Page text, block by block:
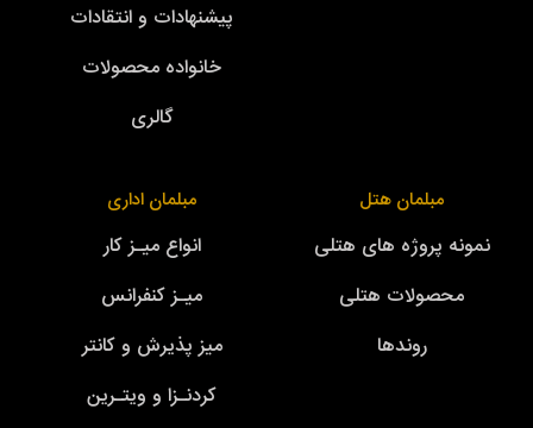
پیشنهادات و انتقادات
خانواده محصولات
گالری
مبلمان هتل
نمونه پروژه های هتلی
محصولات هتلی
روندها
مبلمان اداری
انواع میـز کار
میـز کنفرانس
میز پذیرش و کانتر
کردنـزا و ویتـرین